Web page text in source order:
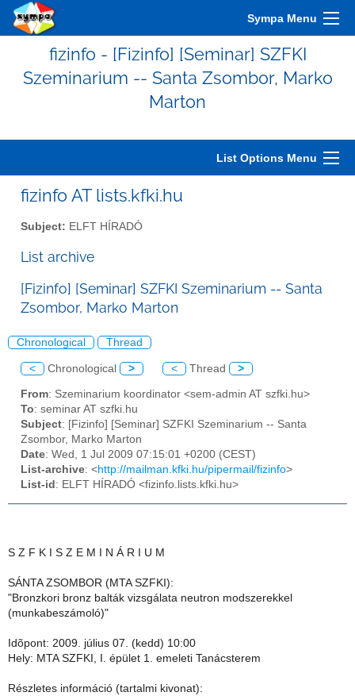
Sympa Menu
fizinfo - [Fizinfo] [Seminar] SZFKI
Szeminarium -- Santa Zsombor, Marko
Marton
List Options Menu
fizinfo AT lists.kfki.hu
Subject: ELFT HÍRADÓ
List archive
[Fizinfo] [Seminar] SZFKI Szeminarium -- Santa
Zsombor, Marko Marton
Chronological Thread
< Chronological > < Thread >
From: Szeminarium koordinator <sem-admin AT szfki.hu>
To: seminar AT szfki.hu
Subject: [Fizinfo] [Seminar] SZFKI Szeminarium -- Santa
Zsombor, Marko Marton
Date: Wed, 1 Jul 2009 07:15:01 +0200 (CEST)
List-archive: <http://mailman.kfki.hu/pipermail/fizinfo>
List-id : ELFT HÍRADÓ <fizinfo.lists.kfki.hu>
S Z F K I S Z E M I N Á R I U M
SÁNTA ZSOMBOR (MTA SZFKI):
"Bronzkori bronz balták vizsgálata neutron modszerekkel
(munkabeszámoló)"
Idõpont: 2009. július 07. (kedd) 10:00
Hely: MTA SZFKI, I. épület 1. emeleti Tanácsterem
Részletes információ (tartalmi kivonat):